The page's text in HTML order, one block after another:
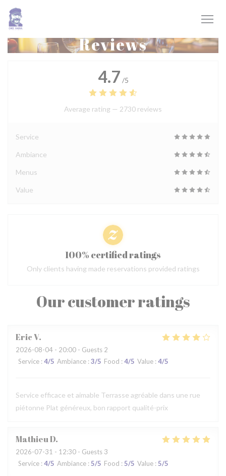
Personalizing your cookie choices
Reviews
Our customer ratings
EricV
2026-08-04 - 20:00 - Guests 2
Service : 4/5 Ambiance : 3/5 Food : 4/5 Value : 4/5
Service efficace et aimable Terrasse agréable dans une rue
piétonne Plat généreux, bon rapport qualité-prix
MathieuD
2026-07-31 - 12:30 - Guests 3
Service : 4/5 Ambiance : 5/5 Food : 5/5 Value : 5/5
4.7 /5
Average rating — 2730 reviews
Service
Ambiance
Menus
Value
100% certified ratings
Only clients having made reservations provided ratings